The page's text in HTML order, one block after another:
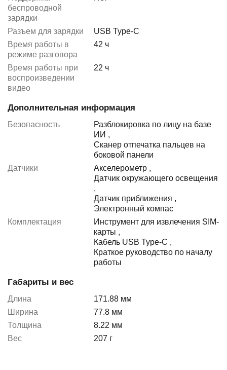
беспроводной
зарядки
Разъем для зарядки
USB Type-C
Время работы в
режиме разговора
42 ч
Время работы при
воспроизведении
видео
22 ч
Дополнительная информация
Безопасность
Разблокировка по лицу на базе
ИИ ,
Сканер отпечатка пальцев на
боковой панели
Датчики
Акселерометр ,
Датчик окружающего освещения
,
Датчик приближения ,
Электронный компас
Комплектация
Инструмент для извлечения SIM-
карты ,
Кабель USB Type-C ,
Краткое руководство по началу
работы
Габариты и вес
Длина
171.88 мм
Ширина
77.8 мм
Толщина
8.22 мм
Вес
207 г